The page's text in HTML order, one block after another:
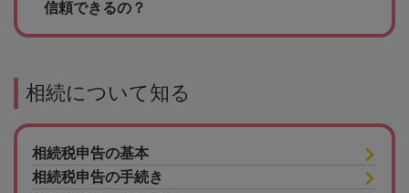
信頼できるの？
相続について知る
相続税申告の基本
相続税申告の手続き